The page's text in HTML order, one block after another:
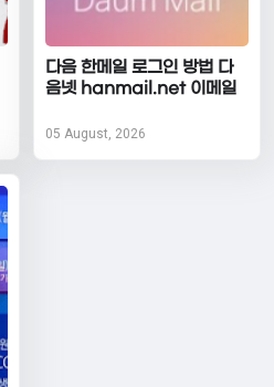
다음 한메일 로그인 방법 다
음넷 hanmail.net 이메일
05 August, 2026